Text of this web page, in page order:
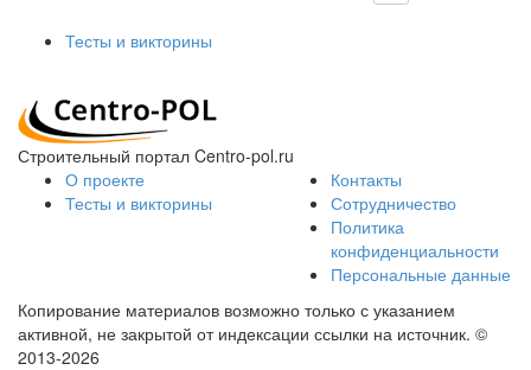
Тесты и викторины
Строительный портал Centro-pol.ru
О проекте
Тесты и викторины
Контакты
Сотрудничество
Политика
конфиденциальности
Персональные данные
Копирование материалов возможно только с указанием
активной, не закрытой от индексации ссылки на источник. ©
2013-2026